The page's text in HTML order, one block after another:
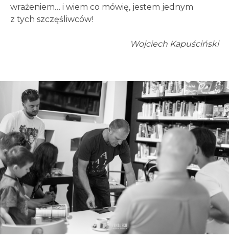
wrażeniem… i wiem co mówię, jestem jednym
z tych szczęśliwców!
Wojciech Kapuściński